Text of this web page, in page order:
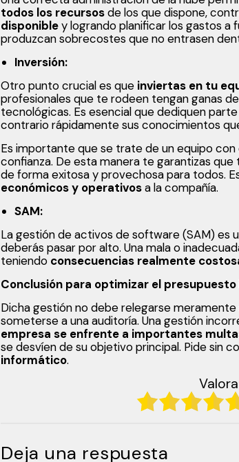
todos los recursosde los que dispone,
disponibley logrando planificar los gastos a
produzcan sobrecostes que no entrasen
Inversión:
Otro punto crucial es que inviertas en tu
profesionales que te rodeen tengan ganas
tecnológicas. Es esencial que dediquen
contrario rápidamente sus conocimientos
Es importante que se trate de un equipo
confianza. De esta manera te garantizas
de forma exitosa y provechosa para todos.
económicos y operativosa la compañía.
SAM:
La gestión de activos de software (SAM) es
deberás pasar por alto. Una mala o
teniendo consecuencias realmente
Conclusión para optimizar el
Dicha gestión no debe relegarse
someterse a una auditoría. Una gestión
empresa se enfrente a importantes
se desvíen de su objetivo principal. Pide sin
informático.
Deja una respuesta